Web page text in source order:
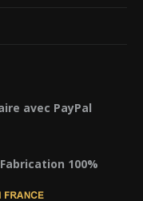
avec PayPal
Fabrication 100%